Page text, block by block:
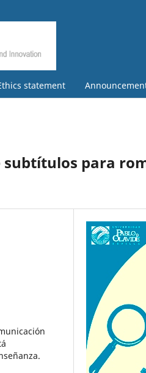
statement
subtítulos para